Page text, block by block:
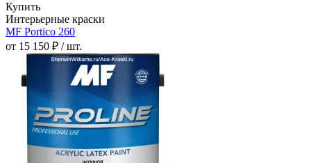
Купить
Интерьерные краски
MF Portico 260
от 15 150 ₽ / шт.